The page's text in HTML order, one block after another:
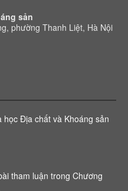
sản
phường Thanh Liệt, Hà Nội
học Địa chất và Khoáng sản
tham luận trong Chương